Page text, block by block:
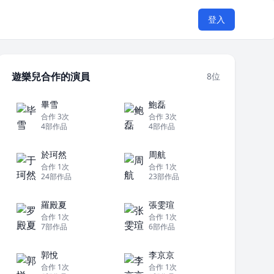
登入
遊樂兒合作的演員 8位
畢雪
合作 3次
4部作品
鮑磊
合作 3次
4部作品
於珂然
合作 1次
24部作品
周航
合作 1次
23部作品
羅殿夏
合作 1次
7部作品
張雯瑄
合作 1次
6部作品
郭悅
合作 1次
李京京
合作 1次